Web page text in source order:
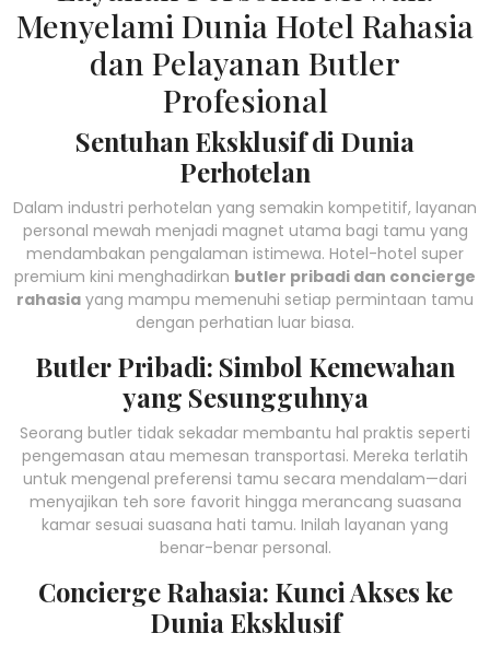
Menyelami Dunia Hotel Rahasia
dan Pelayanan Butler
Profesional
Sentuhan Eksklusif di Dunia
Perhotelan
Dalam industri perhotelan yang semakin kompetitif, layanan
personal mewah menjadi magnet utama bagi tamu yang
mendambakan pengalaman istimewa. Hotel-hotel super
premium kini menghadirkan butler pribadi dan concierge
rahasia yang mampu memenuhi setiap permintaan tamu
dengan perhatian luar biasa.
Butler Pribadi: Simbol Kemewahan
yang Sesungguhnya
Seorang butler tidak sekadar membantu hal praktis seperti
pengemasan atau memesan transportasi. Mereka terlatih
untuk mengenal preferensi tamu secara mendalam—dari
menyajikan teh sore favorit hingga merancang suasana
kamar sesuai suasana hati tamu. Inilah layanan yang
benar-benar personal.
Concierge Rahasia: Kunci Akses ke
Dunia Eksklusif